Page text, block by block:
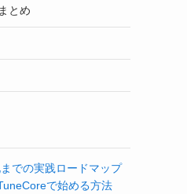
とめ
での実践ロードマップ
で始める方法